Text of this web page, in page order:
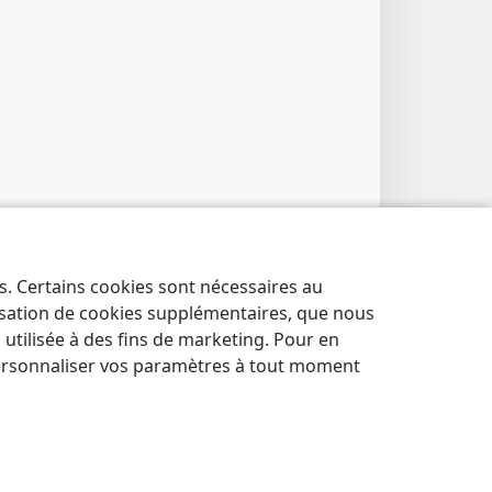
Certains cookies sont nécessaires au
de cookies supplémentaires, que nous
à des fins de marketing. Pour en
vos paramètres à tout moment